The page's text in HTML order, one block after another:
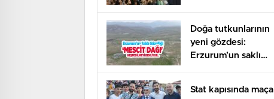
Doğa tutkunlarının
yeni gözdesi:
Erzurum’un saklı
bekliyor..
Stat kapısında maça